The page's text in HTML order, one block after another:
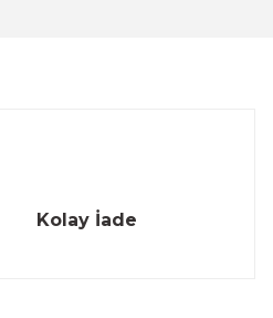
Kolay İade